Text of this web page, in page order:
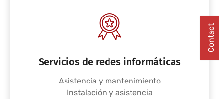
Servicios de redes informáticas
Asistencia y mantenimiento
Instalación y asistencia
Contact